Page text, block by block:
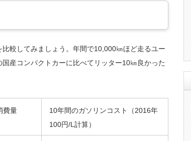
較してみましょう。年間で10,000㎞ほど走るユー
産コンパクトカーに比べてリッター10㎞良かった
費量
10年間のガソリンコスト（2016年
100円/L計算）